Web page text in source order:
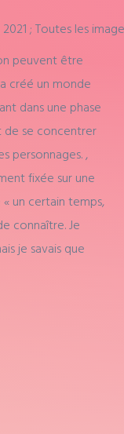
; Toutes les
peuvent être
créé un monde
dans une phase
de se concentrer
personnages. ,
fixée sur une
un certain temps,
connaître. Je
je savais que